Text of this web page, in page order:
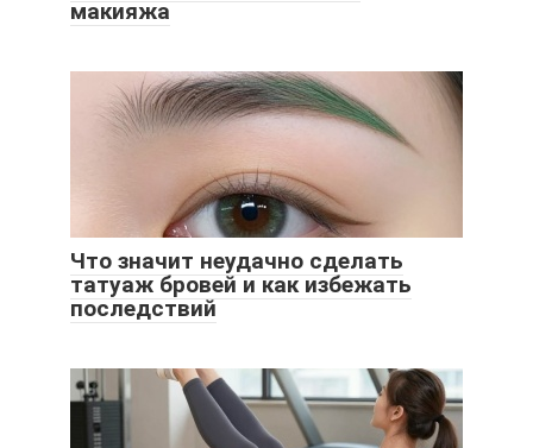
макияжа
Что значит неудачно сделать
татуаж бровей и как избежать
последствий